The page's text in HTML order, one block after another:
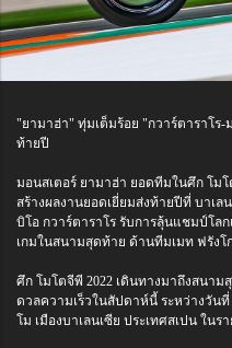
"ยามาฮ่า" ทุ่มเต็มร้อย "กวาร์ตาราโร-
ท้ายปี
มอนสเตอร์ ยามาฮ่า ยอดทีมในศึก โม
สร้างผลงานยอดเยี่ยมส่งท้ายปีที่ บาเ
บิโอ กวาร์ตาราโร รับการลุ้นแชมป์โล
เกมในสนามสุดท้าย ด้านทีมเมท ฟรังโ
ศึก โมโตจีพี 2022 เดินทางมาถึงสนา
ดวลความเร็วในสัปดาห์นี้ ระหว่างวัน
โม เมืองบาเลนเซีย ประเทศสเปน ในร